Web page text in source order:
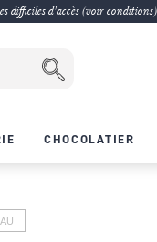
difficiles d'accès (voir conditions)
CHOCOLATIER